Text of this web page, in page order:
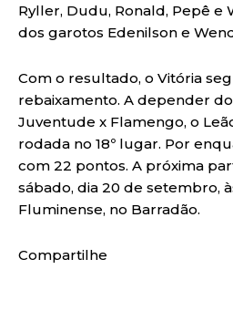
Ryller, Dudu, Ronald, Pepê e
dos garotos Edenilson e
Com o resultado, o Vitória
rebaixamento. A depender
Juventude x Flamengo, o
rodada no 18º lugar. Por
com 22 pontos. A próxima
sábado, dia 20 de setembro,
Fluminense, no Barradão.
Compartilhe